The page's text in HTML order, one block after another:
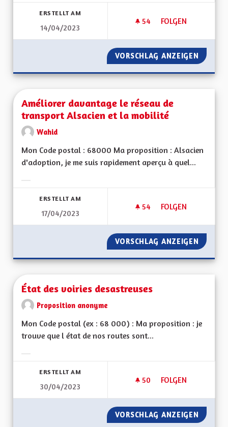
ERSTELLT AM
14/04/2023
54 54 FOLLOWER
FOLGEN
RÉGION
VORSCHLAG ANZEIGEN
Améliorer davantage le réseau de
transport Alsacien et la mobilité
Wahid
Mon Code postal : 68000 Ma proposition : Alsacien
d'adoption, je me suis rapidement aperçu à quel...
ERSTELLT AM
17/04/2023
54 54 FOLLOWER
FOLGEN
AMÉLIORER
VORSCHLAG ANZEIGEN
État des voiries desastreuses
Proposition anonyme
Mon Code postal (ex : 68 000) : Ma proposition : je
trouve que l état de nos routes sont...
ERSTELLT AM
30/04/2023
50 50 FOLLOWER
FOLGEN
ÉTAT DES VOIRIES
VORSCHLAG ANZEIGEN ÉTAT